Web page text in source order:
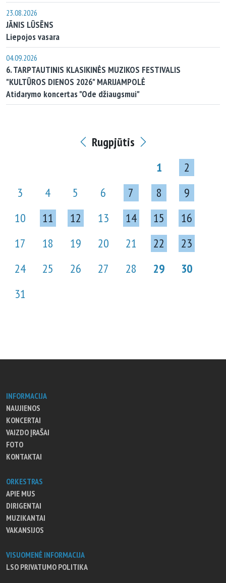
23.08.2026
JĀNIS LŪSĒNS
Liepojos vasara
04.09.2026
6. TARPTAUTINIS KLASIKINĖS MUZIKOS FESTIVALIS
"KULTŪROS DIENOS 2026" MARIJAMPOLĖ
Atidarymo koncertas "Ode džiaugsmui"
Rugpjūtis
1
2
3
4 5 6 7 8
9
10
11 12 13 14 15
16
17
18 19 20 21 22
23
24
25 26 27 28 29
30
31
INFORMACIJA
NAUJIENOS
KONCERTAI
VAIZDO ĮRAŠAI
FOTO
KONTAKTAI
ORKESTRAS
APIE MUS
DIRIGENTAI
MUZIKANTAI
VAKANSIJOS
VISUOMENĖ INFORMACIJA
LSO PRIVATUMO POLITIKA